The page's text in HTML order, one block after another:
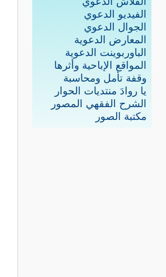
الفيديو الدعوي
الجوال الدعوي
المعارض الدعوية
الباوربوينت الدعوية
المواقع الإباحية وأثرها
وقفة تأمل ومحاسبة
يا روادَ منتديات الحوار
الشرح الفقهي المصور
مكتبة الصور